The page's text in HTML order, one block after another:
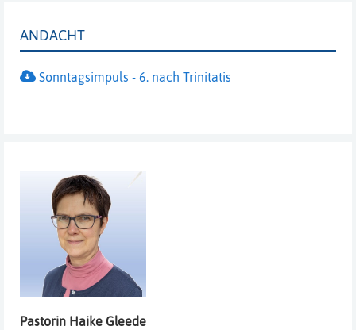
ANDACHT
Sonntagsimpuls - 6. nach Trinitatis
Pastorin Haike Gleede